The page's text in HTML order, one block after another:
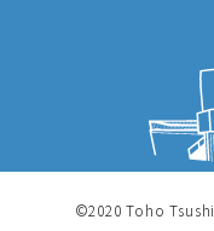
©2020 Toho